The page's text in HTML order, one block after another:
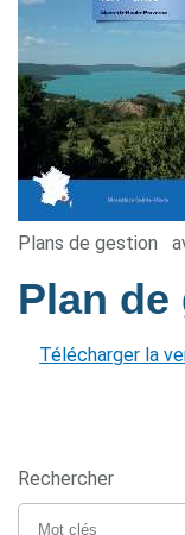
Plans de gestion
Plan
Télécharger la
Rechercher